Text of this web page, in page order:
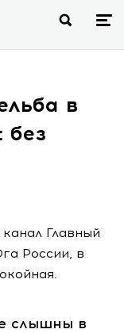
в
без
Главный
России, в
слышны в